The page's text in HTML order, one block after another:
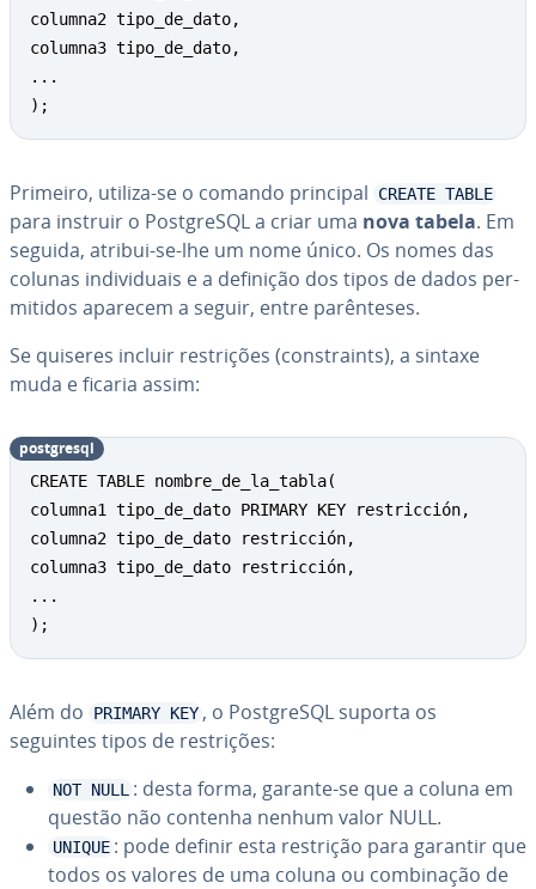
columna2 tipo_de_dato,
columna3 tipo_de_dato,
...
);
Primeiro, utiliza-se o comando principal CREATE TABLE
para instruir o Post­greSQL a criar uma nova tabela. Em
seguida, atribui-se-lhe um nome único. Os nomes das
colunas in­di­vi­du­ais e a definição dos tipos de dados per­
mi­ti­dos aparecem a seguir, entre pa­rên­te­ses.
Se quiseres incluir res­tri­ções (cons­traints), a sintaxe
muda e ficaria assim:
CREATE TABLE nombre_de_la_tabla(
columna1 tipo_de_dato PRIMARY KEY restricción,
columna2 tipo_de_dato restricción,
columna3 tipo_de_dato restricción,
...
);
post­gresql
Além do PRIMARY KEY , o Post­greSQL suporta os
seguintes tipos de res­tri­ções:
NOT NULL : desta forma, garante-se que a coluna em
questão não contenha nenhum valor NULL.
UNIQUE : pode definir esta restrição para garantir que
todos os valores de uma coluna ou com­bi­na­ção de